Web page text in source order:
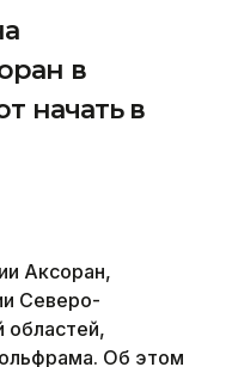
в
начать в
Аксоран,
Северо-
областей,
Об этом